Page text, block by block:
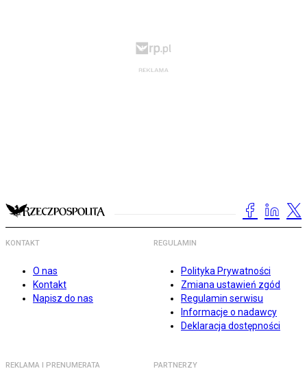
KONTAKT
O nas
Kontakt
Napisz do nas
REGULAMIN
Polityka Prywatności
Zmiana ustawień zgód
Regulamin serwisu
Informacje o nadawcy
Deklaracja dostępności
REKLAMA I PRENUMERATA PARTNERZY